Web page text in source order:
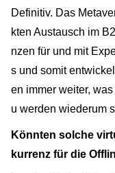
Definitiv. Das
kten Austausch im
nzen für und mit
s und somit
en immer weiter,
u werden wiederum
Könnten solche
kurrenz für die